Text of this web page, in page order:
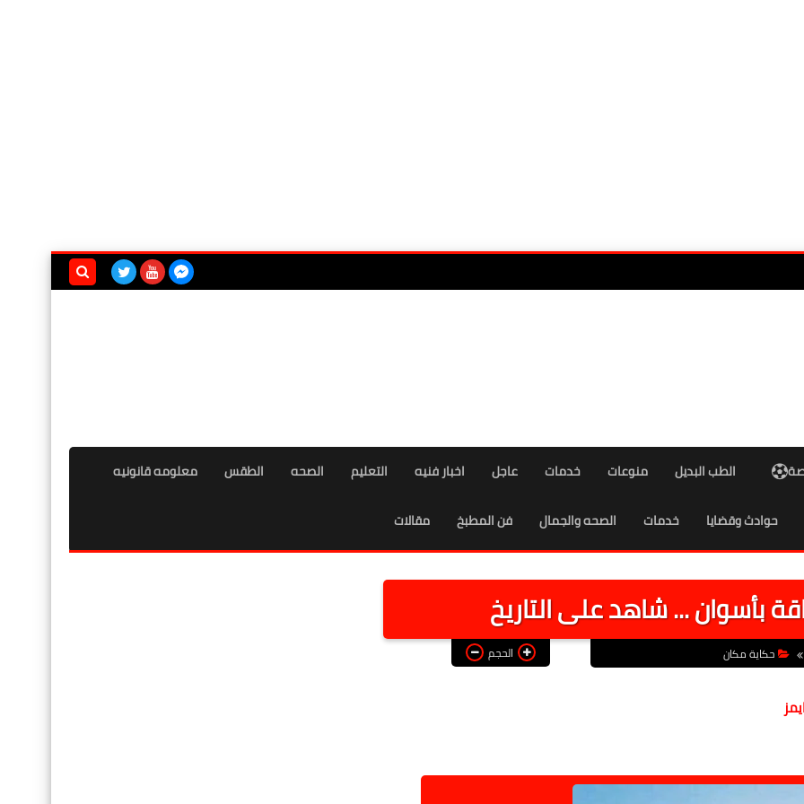
الطب البديل منوعات خدمات عاجل اخبار فنيه التعليم الصحه الطقس معلومه قانونيه
حوادث وقضايا خدمات الصحه والجمال فن المطبخ مقالات
بأسوان ... شاهد على التاريخ
حكاية مكان الحجم